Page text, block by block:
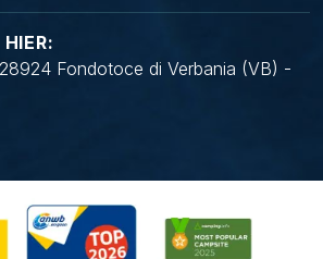
Fondotoce di Verbania (VB) -